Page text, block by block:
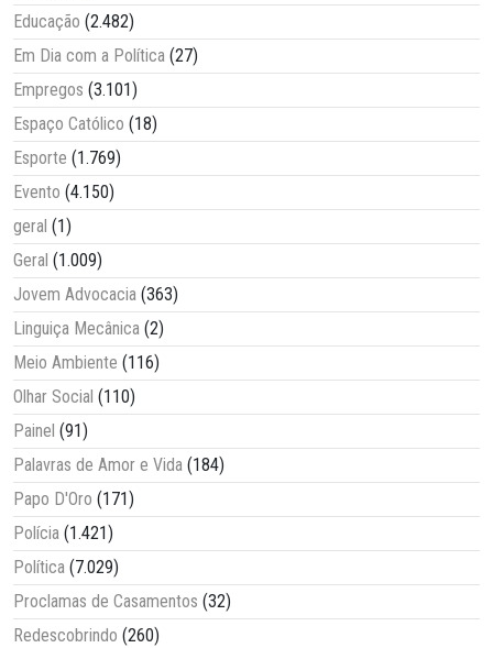
Educação (2.482)
Em Dia com a Política (27)
Empregos (3.101)
Espaço Católico (18)
Esporte (1.769)
Evento (4.150)
geral (1)
Geral (1.009)
Jovem Advocacia (363)
Linguiça Mecânica (2)
Meio Ambiente (116)
Olhar Social (110)
Painel (91)
Palavras de Amor e Vida (184)
Papo D'Oro (171)
Polícia (1.421)
Política (7.029)
Proclamas de Casamentos (32)
Redescobrindo (260)